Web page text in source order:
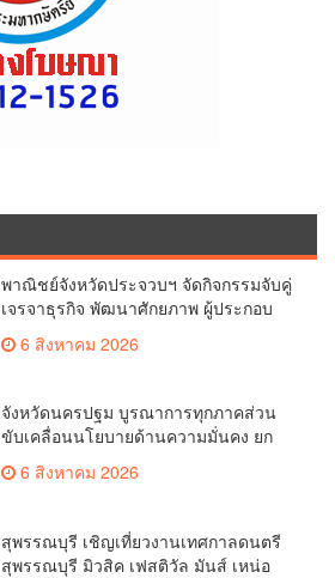
พาณิชย์จังหวัดประจวบฯ จัดกิจกรรมจับคู่
เจรจาธุรกิจ พัฒนาศักยภาพ ผู้ประกอบ
ระหว่างประเทศ
6 สิงหาคม 2026
จังหวัดนครปฐม บูรณาการทุกภาคส่วน
ขับเคลื่อนนโยบายด้านความมั่นคง ยก
ระดับการป้องกันอาชญากรรมทาง
เทคโนโลยี
6 สิงหาคม 2026
สุพรรณบุรี เชิญเที่ยวงานเทศกาลดนตรี
สุพรรณบุรี มิวสิค เฟสติวัล มันส์ เหน่อ